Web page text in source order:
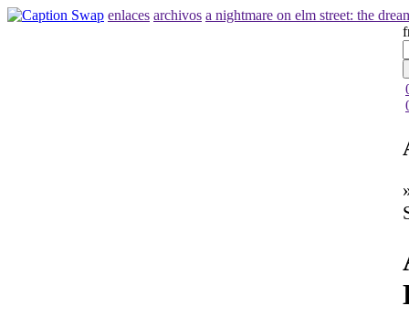
enlaces archivos a nightmare on elm street: the